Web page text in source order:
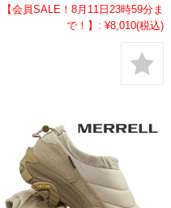
【会員SALE！8月11日23時59分ま
で！】: ¥8,010(税込)